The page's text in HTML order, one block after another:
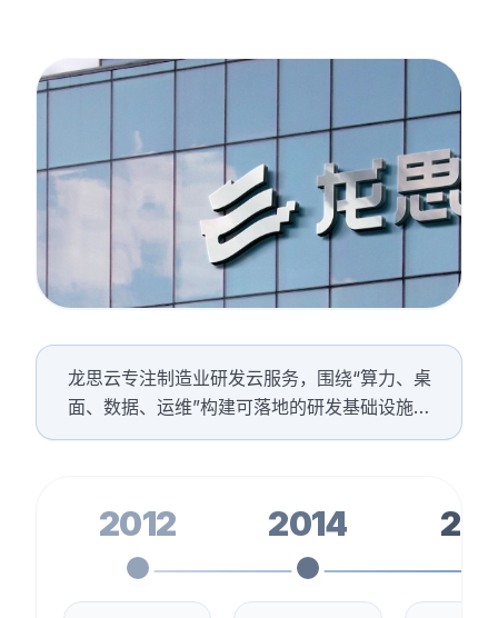
龙思云专注制造业研发云服务，围绕“算力、桌
面、数据、运维”构建可落地的研发基础设施能
力。我们坚持技术驱动与长期服务并重，持续
实现研发效率提升与成本优化。
2012 2014